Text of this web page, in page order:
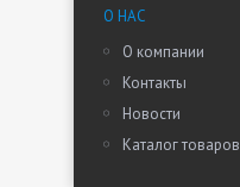
О НАС
О компании
Контакты
Новости
Каталог товаров